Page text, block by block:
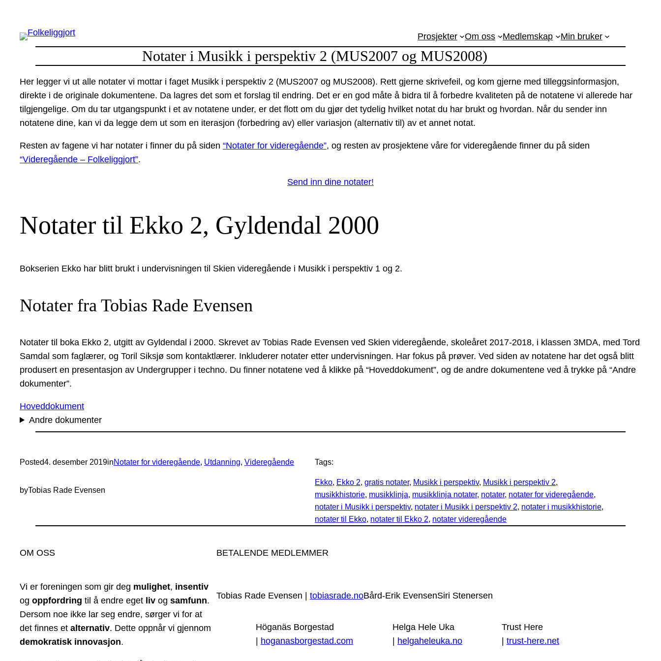
innhold
Prosjekter Om oss Medlemskap Min bruker
Notater i Musikk i perspektiv 2 (MUS2007 og MUS2008)
Her legger vi ut alle notater vi mottar i faget Musikk i perspektiv 2 (MUS2007 og MUS2008). Rett gjerne skrivefeil, og kom gjerne med tilleggsinformasjon,
direkte i de originale dokumentene. Da lagres det som et forslag til endring. Det er en god måte å bidra til å forbedre kvaliteten på de notatene vi allerede har
tilgjengelige. Om du tar utgangspunkt i et av notatene under, er det flott om du gjør det tydelig hvilket notat du har brukt og hvordan. Når du sender inn
notatene dine, kan vi da legge dem ut som en iterasjon (forbedring av) eller variasjon (alternativ til) av et annet notat.
Resten av fagene vi har notater i finner du på siden “Notater for videregående”, og resten av prosjektene våre for videregående finner du på siden
“Videregående – Folkeliggjort”.
Send inn dine notater!
Notater til Ekko 2, Gyldendal 2000
Bokserien Ekko har blitt brukt i undervisningen til Skien videregående i Musikk i perspektiv 1 og 2.
Notater fra Tobias Rade Evensen
Notater til boka Ekko 2, utgitt av Gyldendal i 2000. Skrevet av Tobias Rade Evensen ved Skien videregående, skoleåret 2017-2018, i klassen 3MDA, med Tord
Samdal som faglærer, og Toril Siksjø som kontaktlærer. Inkluderer notater etter undervisningen. Har fokus på prøver. Ved siden av notatene har det også blitt
produsert en presentasjon av Undergrupper i techno. Du finner notatene ved å klikke på “Hoveddokument”, og de andre dokumentene ved å trykke på “Andre
dokumenter”.
Hoveddokument
Andre dokumenter
Posted4. desember 2019inNotater for videregående, Utdanning, Videregående
byTobias Rade Evensen
Tags:
Ekko, Ekko 2, gratis notater, Musikk i perspektiv, Musikk i perspektiv 2
musikkhistorie, musikklinja, musikklinja notater, notater, notater for videregående
notater i Musikk i perspektiv, notater i Musikk i perspektiv 2, notater i musikkhistorie
notater til Ekko, notater til Ekko 2, notater videregående
OM OSS
Vi er foreningen som gir deg mulighet, insentiv
og oppfordring til å endre eget liv og samfunn.
Dersom noe ikke lar seg endre, sørger vi for at
det finnes et alternativ. Dette oppnår vi gjennom
demokratisk innovasjon.
BETALENDE MEDLEMMER
Tobias Rade Evensen | tobiasrade.noBård-Erik EvensenSiri Stenersen
Höganäs Borgestad
| hoganasborgestad.com
Helga Hele Uka
| helgaheleuka.no
Trust Here
| trust-here.net